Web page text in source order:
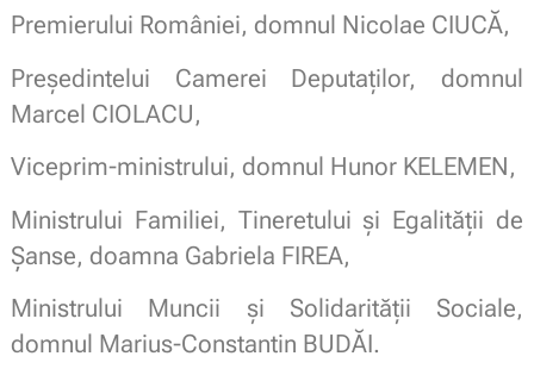
Premierului României, domnul Nicolae CIUCĂ,
Președintelui Camerei Deputaților, domnul
Marcel CIOLACU,
Viceprim-ministrului, domnul Hunor KELEMEN,
Ministrului Familiei, Tineretului și Egalității de
Șanse, doamna Gabriela FIREA,
Ministrului Muncii și Solidarității Sociale,
domnul Marius-Constantin BUDĂI.